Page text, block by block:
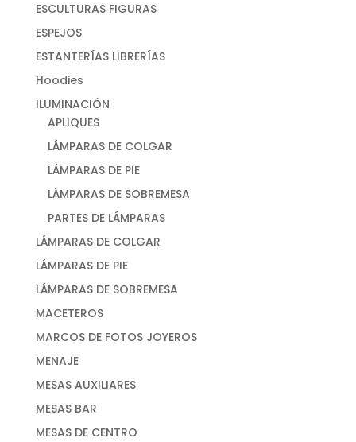
ESCULTURAS FIGURAS
ESPEJOS
ESTANTERÍAS LIBRERÍAS
Hoodies
ILUMINACIÓN
APLIQUES
LÁMPARAS DE COLGAR
LÁMPARAS DE PIE
LÁMPARAS DE SOBREMESA
PARTES DE LÁMPARAS
LÁMPARAS DE COLGAR
LÁMPARAS DE PIE
LÁMPARAS DE SOBREMESA
MACETEROS
MARCOS DE FOTOS JOYEROS
MENAJE
MESAS AUXILIARES
MESAS BAR
MESAS DE CENTRO